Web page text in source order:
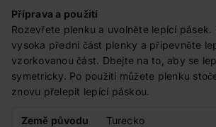
Příprava a použití
Rozevřete plenku a uvolněte lepící
vysoka přední část plenky a připevněte
vzorkovanou část. Dbejte na to, aby se
symetricky. Po použití můžete plenku
znovu přelepit lepící páskou.
Země původu Turecko